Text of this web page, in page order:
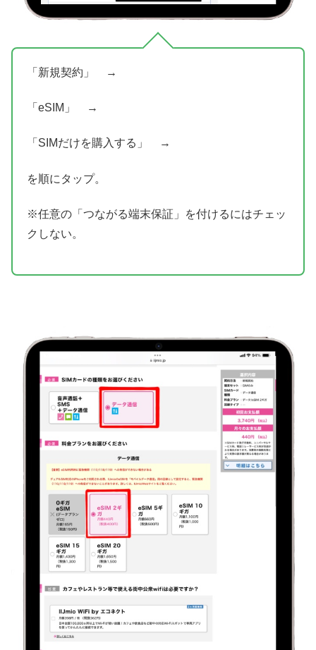
「新規契約」 →
「eSIM」 →
「SIMだけを購入する」 →
を順にタップ。
※任意の「つながる端末保証」を付けるにはチェッ
クしない。